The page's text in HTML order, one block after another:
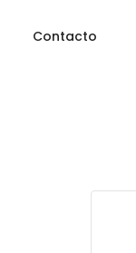
Contacto